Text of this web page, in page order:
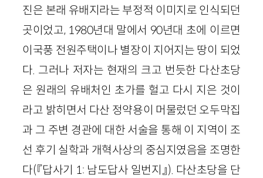
진은 본래 유배지라는 부정적 이미지로 인식되던
곳이었고, 1980년대 말에서 90년대 초에 이르면
이국풍 전원주택이나 별장이 지어지는 땅이 되었
다. 그러나 저자는 현재의 크고 번듯한 다산초당
은 원래의 유배처인 초가를 헐고 다시 지은 것이
라고 밝히면서 다산 정약용이 머물렀던 오두막집
과 그 주변 경관에 대한 서술을 통해 이 지역이 조
선 후기 실학과 개혁사상의 중심지였음을 조명한
다(『답사기 1: 남도답사 일번지』). 다산초당을 단